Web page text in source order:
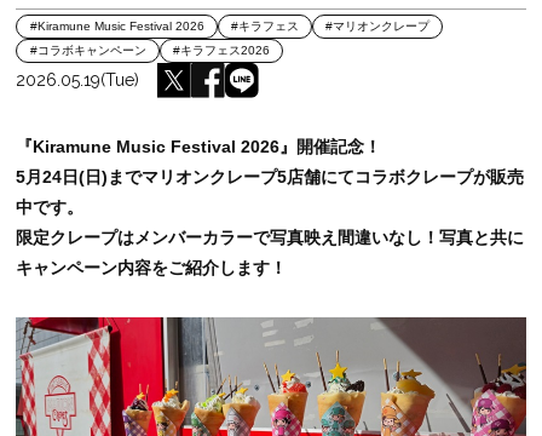
#Kiramune Music Festival 2026 #キラフェス
#マリオンクレープ
#コラボキャンペーン
#キラフェス2026
2026.05.19(Tue)
『Kiramune Music Festival 2026』開催記念！
5月24日(日)までマリオンクレープ5店舗にてコラボクレープが販売
中です。
限定クレープはメンバーカラーで写真映え間違いなし！写真と共に
キャンペーン内容をご紹介します！